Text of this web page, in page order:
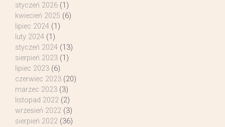
styczeń 2026 (1)
kwiecień 2025 (6)
lipiec 2024 (1)
luty 2024 (1)
styczeń 2024 (13)
sierpień 2023 (1)
lipiec 2023 (6)
czerwiec 2023 (20)
marzec 2023 (3)
listopad 2022 (2)
wrzesień 2022 (3)
sierpień 2022 (36)